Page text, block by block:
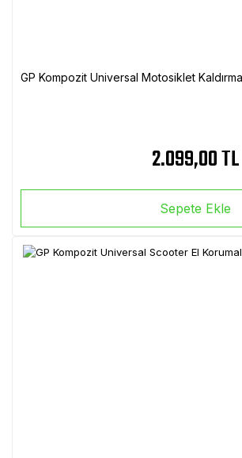
GP Kompozit Universal Motosiklet
2.099,00 TL
Sepete Ekle